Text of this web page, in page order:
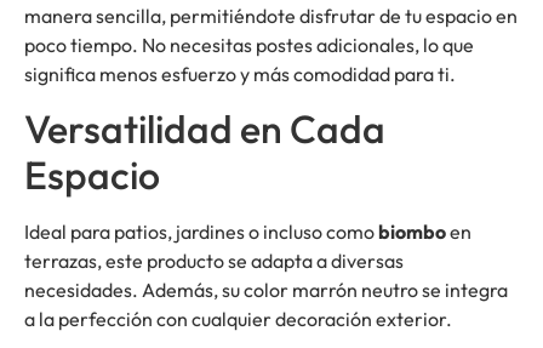
manera sencilla, permitiéndote disfrutar de tu espacio en
poco tiempo. No necesitas postes adicionales, lo que
significa menos esfuerzo y más comodidad para ti.
Versatilidad en Cada
Espacio
Ideal para patios, jardines o incluso comobiomboen
terrazas, este producto se adapta a diversas
necesidades. Además, su color marrón neutro se integra
a la perfección con cualquier decoración exterior.